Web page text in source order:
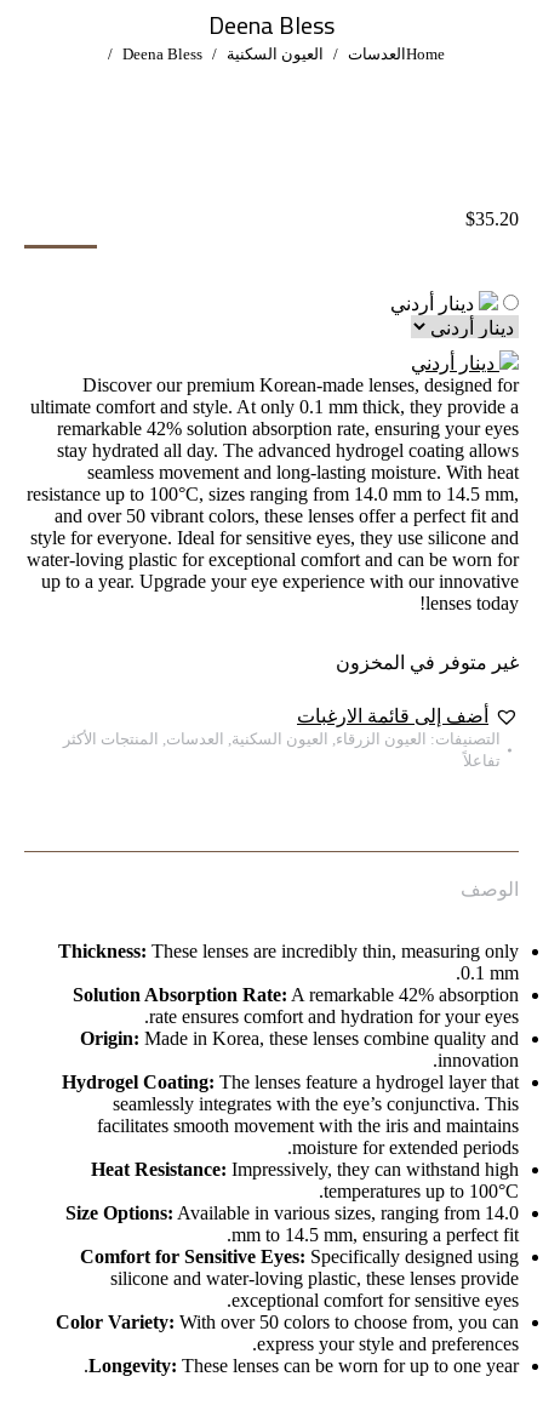
Deena Bless
You are here:
Homeالعدسات العيون السكنية Deena Bless
$35.20
دينار أردني
دينار أردني
Discover our premium Korean-made lenses, designed for
ultimate comfort and style. At only 0.1 mm thick, they provide a
remarkable 42% solution absorption rate, ensuring your eyes
stay hydrated all day. The advanced hydrogel coating allows
seamless movement and long-lasting moisture. With heat
resistance up to 100°C, sizes ranging from 14.0 mm to 14.5 mm,
and over 50 vibrant colors, these lenses offer a perfect fit and
style for everyone. Ideal for sensitive eyes, they use silicone and
water-loving plastic for exceptional comfort and can be worn for
up to a year. Upgrade your eye experience with our innovative
lenses today!
غير متوفر في المخزون
أضف إلى قائمة الارغبات
التصنيفات: العيون الزرقاء, العيون السكنية, العدسات, المنتجات الأكثر
تفاعلاً
الوصف
Thickness: These lenses are incredibly thin, measuring only
0.1 mm.
Solution Absorption Rate: A remarkable 42% absorption
rate ensures comfort and hydration for your eyes.
Origin: Made in Korea, these lenses combine quality and
innovation.
Hydrogel Coating: The lenses feature a hydrogel layer that
seamlessly integrates with the eye’s conjunctiva. This
facilitates smooth movement with the iris and maintains
moisture for extended periods.
Heat Resistance: Impressively, they can withstand high
temperatures up to 100°C.
Size Options: Available in various sizes, ranging from 14.0
mm to 14.5 mm, ensuring a perfect fit.
Comfort for Sensitive Eyes: Specifically designed using
silicone and water-loving plastic, these lenses provide
exceptional comfort for sensitive eyes.
Color Variety: With over 50 colors to choose from, you can
express your style and preferences.
Longevity: These lenses can be worn for up to one year.